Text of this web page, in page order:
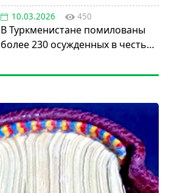
нейтралитета
10.03.2026 450
В Туркменистане помилованы
более 230 осужденных в честь